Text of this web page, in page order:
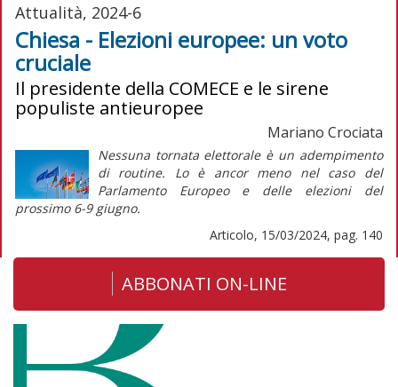
Attualità, 2024-6
Chiesa - Elezioni europee: un voto
cruciale
Il presidente della COMECE e le sirene
populiste antieuropee
Mariano Crociata
Nessuna tornata elettorale è un adempimento
di routine. Lo è ancor meno nel caso del
Parlamento Europeo e delle elezioni del
prossimo 6-9 giugno.
Articolo, 15/03/2024, pag. 140
ABBONATI ON-LINE